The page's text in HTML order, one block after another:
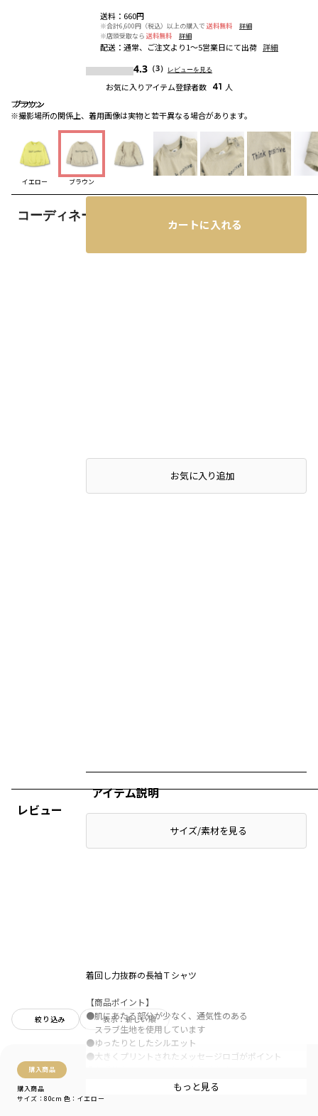
ブラウン
※撮影場所の関係上、着用画像は実物と若干異なる場合があります。
ブラウン
ブラウン
イエロー ブラウン
コーディネート
レビュー
絞り込み 表示：新しい順
購入商品
購入商品
サイズ：80cm 色：イエロー
送料 ： 660円
※合計6,600円（税込）以上の購入で 送料無料
詳細
※店頭受取なら 送料無料 詳細
配送 ： 通常、ご注文より1～5営業日にて出荷 詳細
4.3 （3） レビューを見る
お気に入りアイテム登録者数 41 人
カートに入れる
お気に入り追加
アイテム説明
サイズ/素材を見る
着回し力抜群の長袖Ｔシャツ
【商品ポイント】
●肌にあたる部分が少なく、通気性のある
スラブ生地を使用しています
●ゆったりとしたシルエット
●大きくプリントされたメッセージロゴがポイント
-----
もっと見る